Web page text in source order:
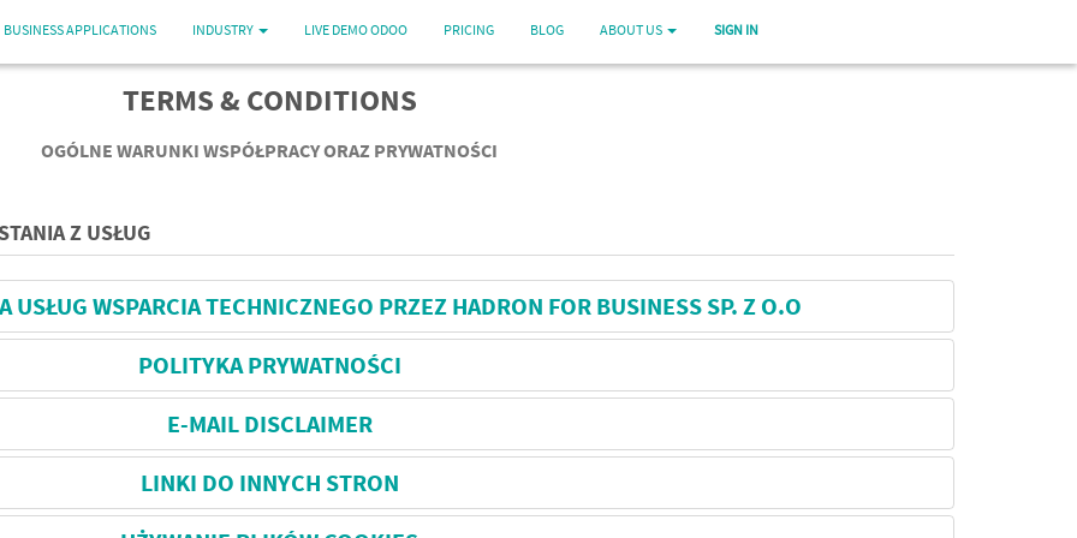
BUSINESS APPLICATIONS INDUSTRY LIVE DEMO ODOO PRICING BLOG ABOUT US SIGN IN
TERMS & CONDITIONS
OGÓLNE WARUNKI WSPÓŁPRACY ORAZ PRYWATNOŚCI
Z USŁUG
USŁUG WSPARCIA TECHNICZNEGO PRZEZ HADRON FOR BUSINESS SP. Z O.O
POLITYKA PRYWATNOŚCI
E-MAIL DISCLAIMER
LINKI DO INNYCH STRON